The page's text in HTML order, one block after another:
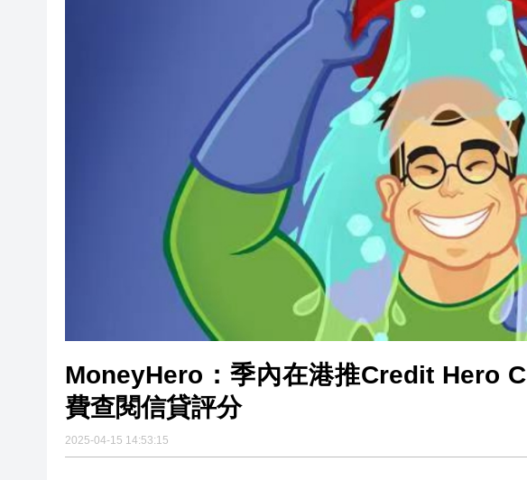
閩粵贛三地漢樂藝術家齊聚深圳，共奏客家文化
有片丨外交部回應特朗普委內瑞拉石油言論 拉
50餘位頂尖專家共話時代命題
海南澄邁文儒煥新升級 五組數據見證文儒沉香從
梁振英率港區全國政協委員考察團來瓊考察
2025年海南儋州以舊換新帶動消費約18億元
山東26戶省屬國企去年合計營收2.58萬億 利潤總
瀋陽鐵西校園閱讀活動解鎖閱讀新玩法
閩粵贛三地漢樂藝術家齊聚深圳，共奏客家文化
有片丨外交部回應特朗普委內瑞拉石油言論 拉
MoneyHero：季內在港推Credit Hero
費查閱信貸評分
2025-04-15 14:53:15